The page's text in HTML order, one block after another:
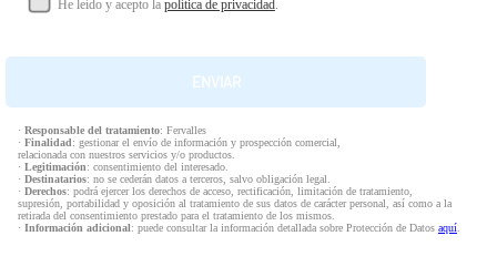
He leído y acepto la política de privacidad.
· Responsable del tratamiento: Fervalles
· Finalidad: gestionar el envío de información y prospección comercial,
relacionada con nuestros servicios y/o productos.
· Legitimación: consentimiento del interesado.
· Destinatarios: no se cederán datos a terceros, salvo obligación legal.
· Derechos: podrá ejercer los derechos de acceso, rectificación, limitación de tratamiento,
supresión, portabilidad y oposición al tratamiento de sus datos de carácter personal, así como a la
retirada del consentimiento prestado para el tratamiento de los mismos.
· Información adicional: puede consultar la información detallada sobre Protección de Datos aquí.